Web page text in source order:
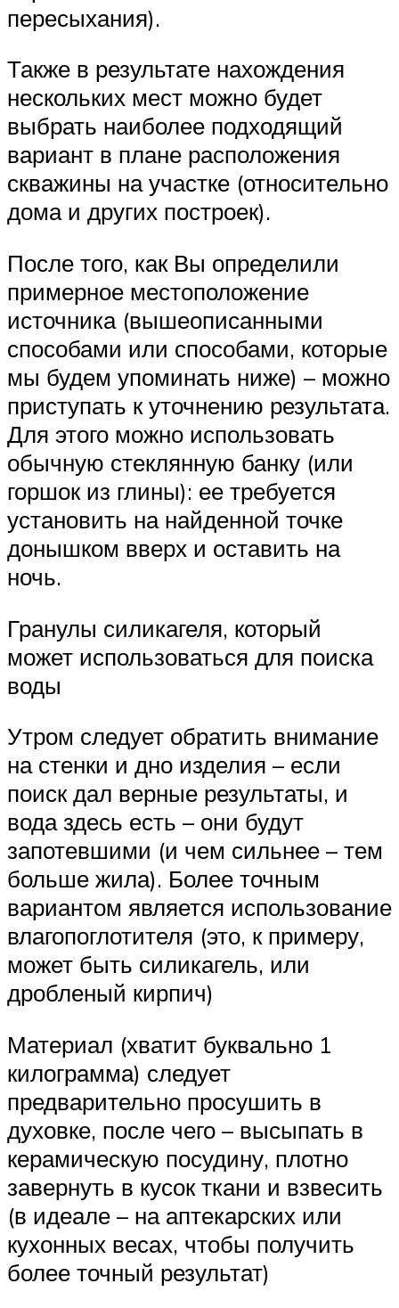
пересыхания).
Также в результате нахождения
нескольких мест можно будет
выбрать наиболее подходящий
вариант в плане расположения
скважины на участке (относительно
дома и других построек).
После того, как Вы определили
примерное местоположение
источника (вышеописанными
способами или способами, которые
мы будем упоминать ниже) – можно
приступать к уточнению результата.
Для этого можно использовать
обычную стеклянную банку (или
горшок из глины): ее требуется
установить на найденной точке
донышком вверх и оставить на
ночь.
Гранулы силикагеля, который
может использоваться для поиска
воды
Утром следует обратить внимание
на стенки и дно изделия – если
поиск дал верные результаты, и
вода здесь есть – они будут
запотевшими (и чем сильнее – тем
больше жила). Более точным
вариантом является использование
влагопоглотителя (это, к примеру,
может быть силикагель, или
дробленый кирпич)
Материал (хватит буквально 1
килограмма) следует
предварительно просушить в
духовке, после чего – высыпать в
керамическую посудину, плотно
завернуть в кусок ткани и взвесить
(в идеале – на аптекарских или
кухонных весах, чтобы получить
более точный результат)